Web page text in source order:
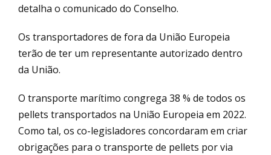
detalha o comunicado do Conselho.
Os transportadores de fora da União Europeia
terão de ter um representante autorizado dentro
da União.
O transporte marítimo congrega 38 % de todos os
pellets transportados na União Europeia em 2022.
Como tal, os co-legisladores concordaram em criar
obrigações para o transporte de pellets por via